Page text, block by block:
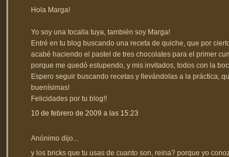
Hola Marga!
Yo soy una tocalla tuya, también soy Marga!
Entré en tu blog buscando una receta de quiche, que por
acabé haciendo el pastel de tres chocolates para el primer
porque me quedó estupendo, y mis invitados, todos con la
Espero seguir buscando recetas y llevándolas a la práctica,
buenísimas!
Felicidades por tu blog!!
10 de febrero de 2009 a las 15:23
Anónimo dijo...
y los bricks que tu usas de cuanto son, reina? porque yo